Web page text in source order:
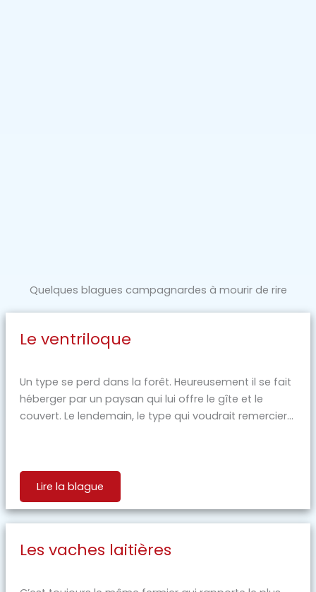
Quelques blagues campagnardes à mourir de rire
Le ventriloque
Un type se perd dans la forêt. Heureusement il se fait
héberger par un paysan qui lui offre le gîte et le
couvert. Le lendemain, le type qui voudrait remercier...
Lire la blague
Les vaches laitières